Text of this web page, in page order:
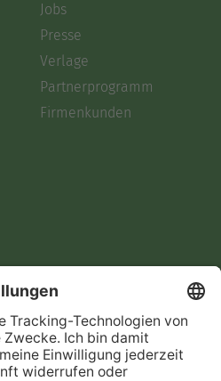
Jobs
Presse
Verlage
Partnerprogramm
Firmenkunden